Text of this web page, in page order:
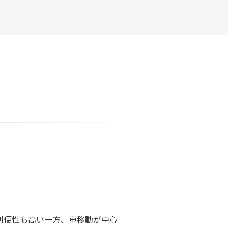
性も高い一方、車移動が中心